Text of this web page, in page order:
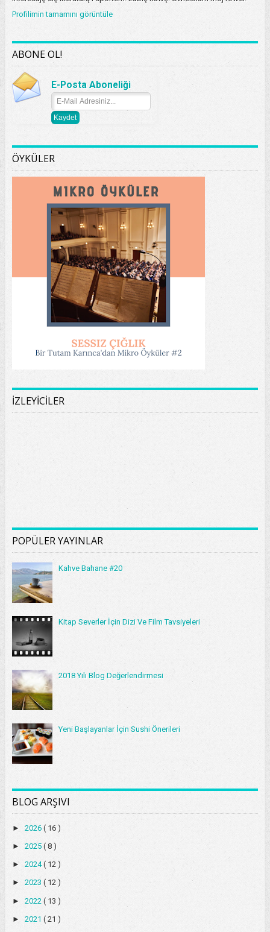
Profilimin tamamını görüntüle
ABONE OL!
E-Posta Aboneliği
ÖYKÜLER
İZLEYİCİLER
POPÜLER YAYINLAR
Kahve Bahane #20
Kitap Severler İçin Dizi Ve Film Tavsiyeleri
2018 Yılı Blog Değerlendirmesi
Yeni Başlayanlar İçin Sushi Önerileri
BLOG ARŞIVI
► 2026 ( 16 )
► 2025 ( 8 )
► 2024( 12 )
► 2023 ( 12 )
► 2022 ( 13 )
► 2021 ( 21 )